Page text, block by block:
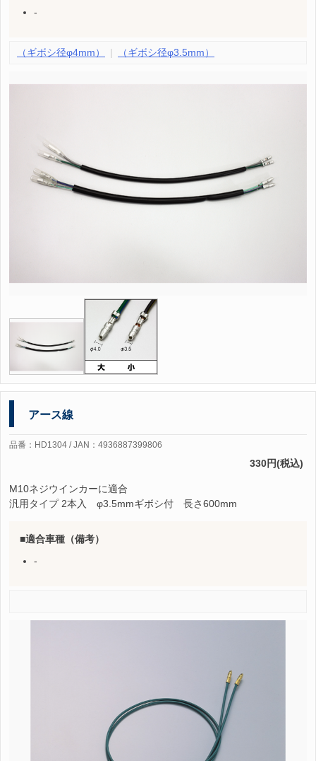
-
（ギボシ径φ4mm） （ギボシ径φ3.5mm）
アース線
品番：HD1304 / JAN：4936887399806
330円(税込)
M10ネジウインカーに適合
汎用タイプ 2本入 φ3.5mmギボシ付 長さ600mm
適合車種（備考）
-